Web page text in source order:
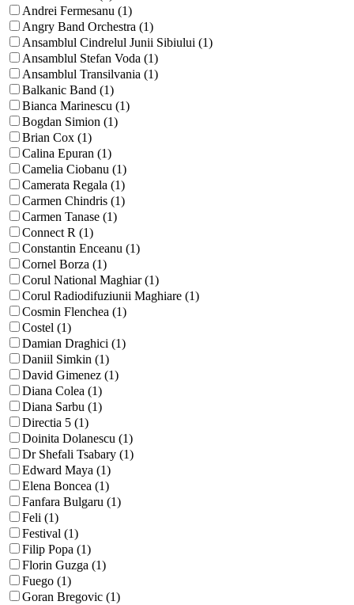
Andrei Fermesanu (1)
Angry Band Orchestra (1)
Ansamblul Cindrelul Junii Sibiului (1)
Ansamblul Stefan Voda (1)
Ansamblul Transilvania (1)
Balkanic Band (1)
Bianca Marinescu (1)
Bogdan Simion (1)
Brian Cox (1)
Calina Epuran (1)
Camelia Ciobanu (1)
Camerata Regala (1)
Carmen Chindris (1)
Carmen Tanase (1)
Connect R (1)
Constantin Enceanu (1)
Cornel Borza (1)
Corul National Maghiar (1)
Corul Radiodifuziunii Maghiare (1)
Cosmin Flenchea (1)
Costel (1)
Damian Draghici (1)
Daniil Simkin (1)
David Gimenez (1)
Diana Colea (1)
Diana Sarbu (1)
Directia 5 (1)
Doinita Dolanescu (1)
Dr Shefali Tsabary (1)
Edward Maya (1)
Elena Boncea (1)
Fanfara Bulgaru (1)
Feli (1)
Festival (1)
Filip Popa (1)
Florin Guzga (1)
Fuego (1)
Goran Bregovic (1)